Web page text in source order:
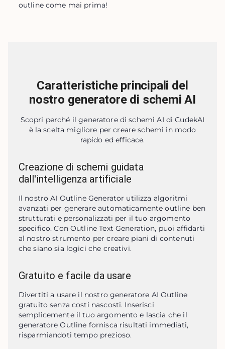
outline come mai prima!
Caratteristiche principali del
nostro generatore di schemi AI
Scopri perché il generatore di schemi AI di CudekAI
è la scelta migliore per creare schemi in modo
rapido ed efficace.
Creazione di schemi guidata
dall'intelligenza artificiale
Il nostro AI Outline Generator utilizza algoritmi
avanzati per generare automaticamente outline ben
strutturati e personalizzati per il tuo argomento
specifico. Con Outline Text Generation, puoi affidarti
al nostro strumento per creare piani di contenuti
che siano sia logici che creativi.
Gratuito e facile da usare
Divertiti a usare il nostro generatore AI Outline
gratuito senza costi nascosti. Inserisci
semplicemente il tuo argomento e lascia che il
generatore Outline fornisca risultati immediati,
risparmiandoti tempo prezioso.